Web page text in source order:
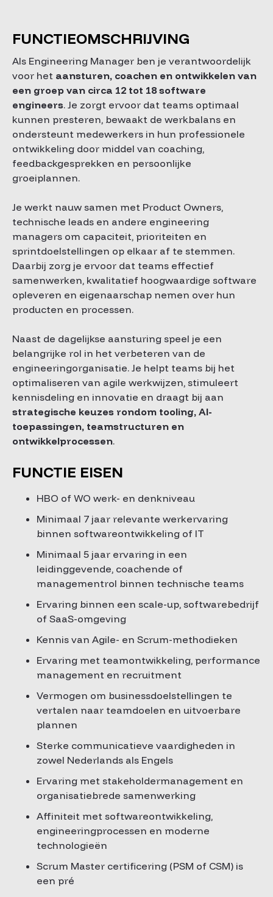
FUNCTIEOMSCHRIJVING
Als Engineering Manager ben je verantwoordelijk
voor het aansturen, coachen en ontwikkelen van
een groep van circa 12 tot 18 software
engineers. Je zorgt ervoor dat teams optimaal
kunnen presteren, bewaakt de werkbalans en
ondersteunt medewerkers in hun professionele
ontwikkeling door middel van coaching,
feedbackgesprekken en persoonlijke
groeiplannen.
Je werkt nauw samen met Product Owners,
technische leads en andere engineering
managers om capaciteit, prioriteiten en
sprintdoelstellingen op elkaar af te stemmen.
Daarbij zorg je ervoor dat teams effectief
samenwerken, kwalitatief hoogwaardige software
opleveren en eigenaarschap nemen over hun
producten en processen.
Naast de dagelijkse aansturing speel je een
belangrijke rol in het verbeteren van de
engineeringorganisatie. Je helpt teams bij het
optimaliseren van agile werkwijzen, stimuleert
kennisdeling en innovatie en draagt bij aan
strategische keuzes rondom tooling, AI-
toepassingen, teamstructuren en
ontwikkelprocessen.
FUNCTIE EISEN
HBO of WO werk- en denkniveau
Minimaal 7 jaar relevante werkervaring
binnen softwareontwikkeling of IT
Minimaal 5 jaar ervaring in een
leidinggevende, coachende of
managementrol binnen technische teams
Ervaring binnen een scale-up, softwarebedrijf
of SaaS-omgeving
Kennis van Agile- en Scrum-methodieken
Ervaring met teamontwikkeling, performance
management en recruitment
Vermogen om businessdoelstellingen te
vertalen naar teamdoelen en uitvoerbare
plannen
Sterke communicatieve vaardigheden in
zowel Nederlands als Engels
Ervaring met stakeholdermanagement en
organisatiebrede samenwerking
Affiniteit met softwareontwikkeling,
engineeringprocessen en moderne
technologieën
Scrum Master certificering (PSM of CSM) is
een pré